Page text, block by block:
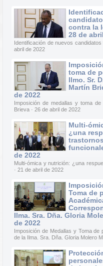
contra la
28 de
Identificación de nuevos
abril de 2022
toma de
Ilmo. Sr.
Martín
de 2022
Imposición de medallas y toma
Brieva · 26 de abril de 2022
Multi-
¿una
de 2022
Multi-ómica y nutrición: ¿una
· 21 de abril de 2022
Toma de
Ilma. Sra. Dña. Gloria
de 2022
Imposición de Medallas y Toma de
de la Ilma. Sra. Dña. Gloria Molero